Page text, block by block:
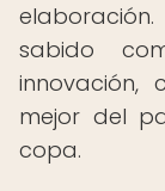
sabido
innovación,
mejor del
copa.